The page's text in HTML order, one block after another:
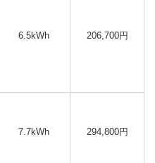
6.5kWh 206,700円
7.7kWh 294,800円